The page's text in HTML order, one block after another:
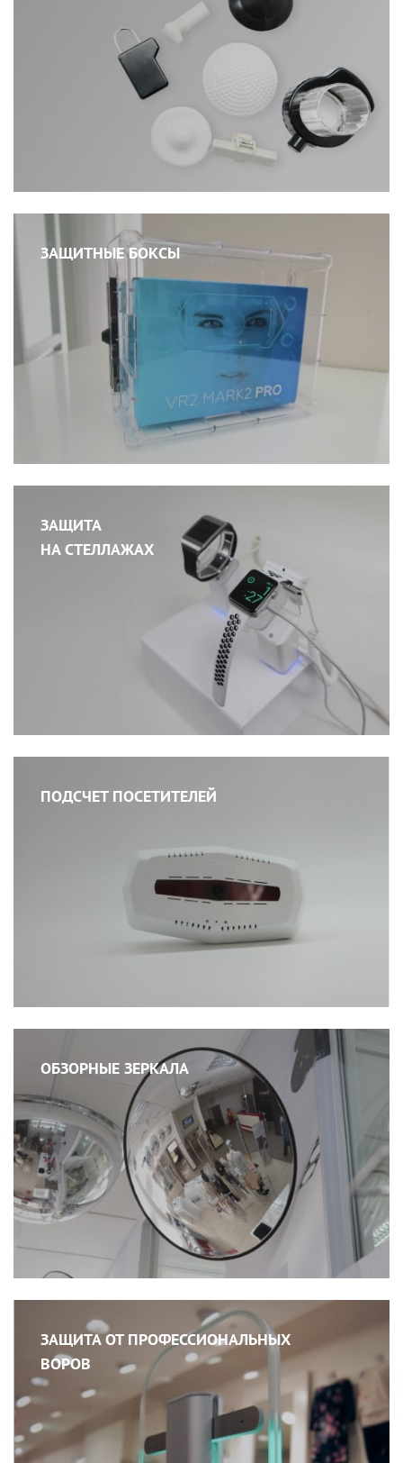
ЗАЩИТНЫЕ БОКСЫ
ЗАЩИТА
НА СТЕЛЛАЖАХ
ПОДСЧЕТ ПОСЕТИТЕЛЕЙ
ОБЗОРНЫЕ ЗЕРКАЛА
ЗАЩИТА ОТ ПРОФЕССИОНАЛЬНЫХ
ВОРОВ